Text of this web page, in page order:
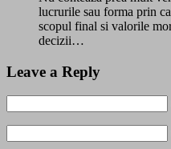
lucrurile sau forma prin
scopul final si valorile
decizii…
Leave a Reply